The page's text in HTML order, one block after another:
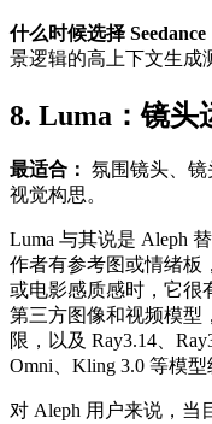
什么时候选择 Seedance
景逻辑的高上下文生成
8. Luma：镜头
最适合： 氛围镜头、
视觉构思。
Luma 与其说是 Aleph
作者有参考图或情绪板
或电影感质感时，它很
第三方图像和视频模型
限，以及 Ray3.14、
Omni、Kling 3.0 等模型
对 Aleph 用户来说，当